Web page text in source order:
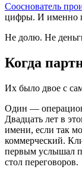
Сооснователь
цифры. И именно
Не долю. Не
Когда
Их было двое с
Один —
Двадцать лет в
имени, если так
коммерческий.
первым услышал
стол переговоров.